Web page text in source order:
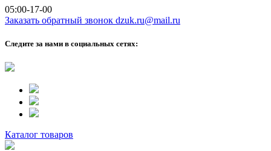
05:00-17-00
Заказать обратный звонок dzuk.ru@mail.ru
Следите за нами в социальных сетях:
Каталог товаров